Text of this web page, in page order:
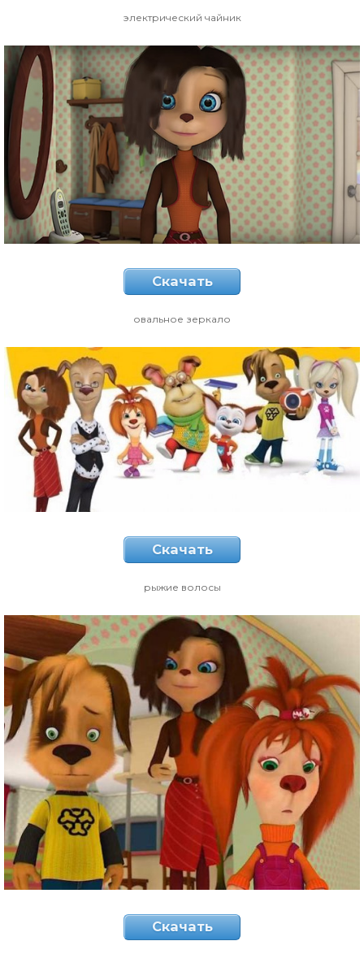
электрический чайник
Скачать
овальное зеркало
Скачать
рыжие волосы
Скачать